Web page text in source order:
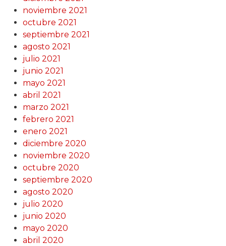
noviembre 2021
octubre 2021
septiembre 2021
agosto 2021
julio 2021
junio 2021
mayo 2021
abril 2021
marzo 2021
febrero 2021
enero 2021
diciembre 2020
noviembre 2020
octubre 2020
septiembre 2020
agosto 2020
julio 2020
junio 2020
mayo 2020
abril 2020